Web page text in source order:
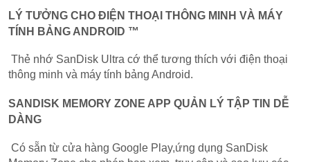
LÝ TƯỞNG CHO ĐIỆN THOẠI THÔNG MINH VÀ MÁY
TÍNH BẢNG ANDROID ™
Thẻ nhớ SanDisk Ultra cớ thể tương thích với điện thoại
thông minh và máy tính bảng Android.
SANDISK MEMORY ZONE APP QUẢN LÝ TẬP TIN DỄ
DÀNG
Có sẵn từ cửa hàng Google Play,ứng dụng SanDisk